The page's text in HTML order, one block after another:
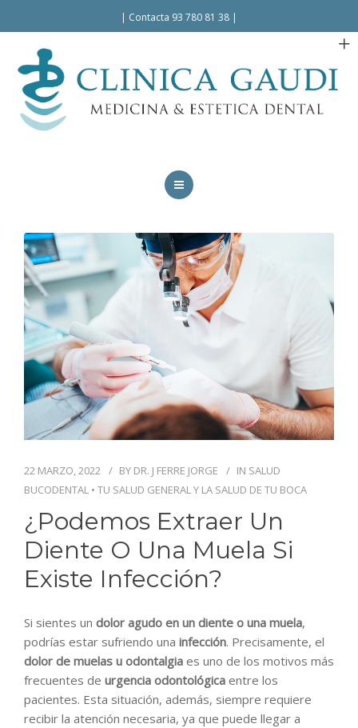
| Contacta 93 780 81 38 |
LA CLÍNICA
TRATAMIENTOS
FACILIDADES
BLOG
CONTACTO
22 MARZO, 2022 BY DR. J FERRE JORGE IN SALUD
BUCODENTAL • TU SALUD GENERAL Y LA SALUD DE TU BOCA
¿Podemos Extraer Un
Diente O Una Muela Si
Existe Infección?
Si sientes un dolor agudo en un diente o una muela,
podrías estar sufriendo una infección. Precisamente, el
dolor de muelas u odontalgia es uno de los motivos más
frecuentes de urgencia odontológica entre los
pacientes. Esta situación, además, siempre requiere
recibir la atención necesaria, ya que puede llegar a